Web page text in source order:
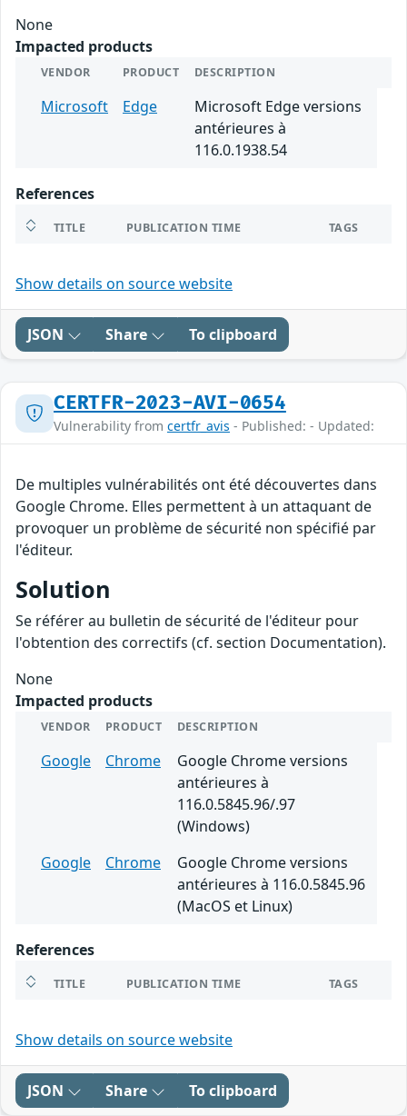
None
Impacted products
VENDOR PRODUCT DESCRIPTION
Microsoft Edge
Microsoft Edge versions
antérieures à
116.0.1938.54
References
TITLE PUBLICATION TIME TAGS
Show details on source website
JSON Share To clipboard
CERTFR-2023-AVI-0654
Vulnerability from certfr_avis - Published: - Updated:
De multiples vulnérabilités ont été découvertes dans
Google Chrome. Elles permettent à un attaquant de
provoquer un problème de sécurité non spécifié par
l'éditeur.
Solution
Se référer au bulletin de sécurité de l'éditeur pour
l'obtention des correctifs (cf. section Documentation).
None
Impacted products
VENDOR PRODUCT DESCRIPTION
Google Chrome
Google Chrome versions
antérieures à
116.0.5845.96/.97
(Windows)
Google
Chrome
Google Chrome versions
antérieures à 116.0.5845.96
(MacOS et Linux)
References
TITLE PUBLICATION TIME TAGS
Show details on source website
JSON Share To clipboard